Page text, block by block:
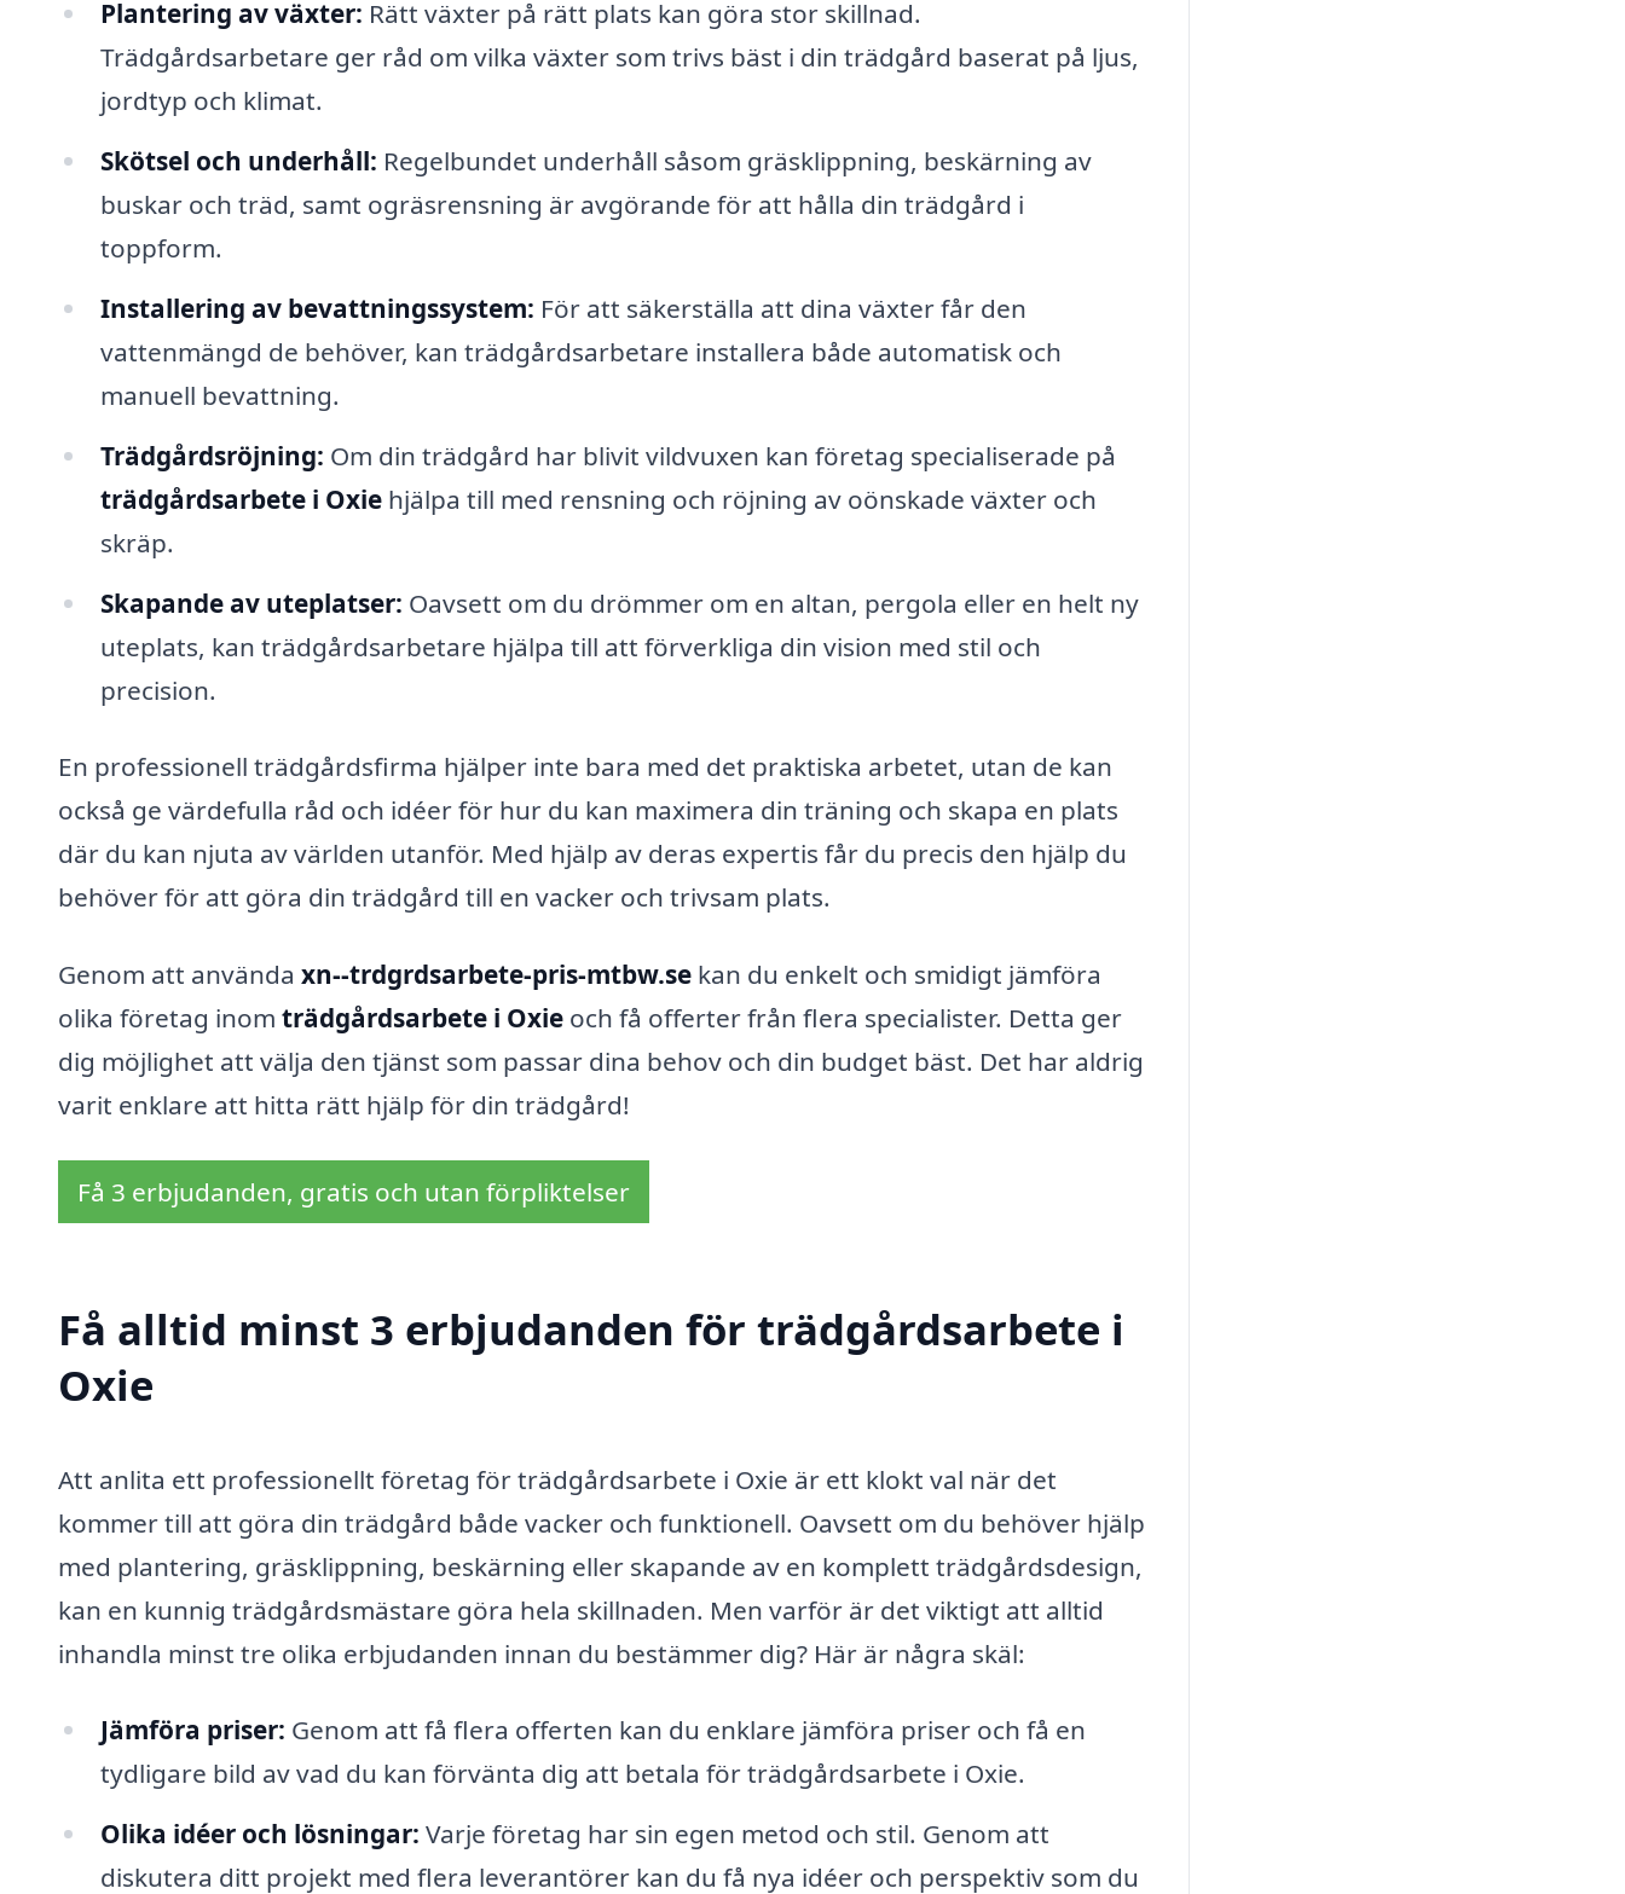
Plantering av växter: Rätt växter på rätt plats kan göra stor skillnad.
Trädgårdsarbetare ger råd om vilka växter som trivs bäst i din trädgård baserat på ljus,
jordtyp och klimat.
Skötsel och underhåll: Regelbundet underhåll såsom gräsklippning, beskärning av
buskar och träd, samt ogräsrensning är avgörande för att hålla din trädgård i
toppform.
Installering av bevattningssystem: För att säkerställa att dina växter får den
vattenmängd de behöver, kan trädgårdsarbetare installera både automatisk och
manuell bevattning.
Trädgårdsröjning: Om din trädgård har blivit vildvuxen kan företag specialiserade på
trädgårdsarbete i Oxiehjälpa till med rensning och röjning av oönskade växter och
skräp.
Skapande av uteplatser: Oavsett om du drömmer om en altan, pergola eller en helt ny
uteplats, kan trädgårdsarbetare hjälpa till att förverkliga din vision med stil och
precision.
En professionell trädgårdsfirma hjälper inte bara med det praktiska arbetet, utan de kan
också ge värdefulla råd och idéer för hur du kan maximera din träning och skapa en plats
där du kan njuta av världen utanför. Med hjälp av deras expertis får du precis den hjälp du
behöver för att göra din trädgård till en vacker och trivsam plats.
Genom att använda xn--trdgrdsarbete-pris-mtbw.se kan du enkelt och smidigt jämföra
olika företag inom trädgårdsarbete i Oxie och få offerter från flera specialister. Detta ger
dig möjlighet att välja den tjänst som passar dina behov och din budget bäst. Det har aldrig
varit enklare att hitta rätt hjälp för din trädgård!
Få 3 erbjudanden, gratis och utan förpliktelser
Få alltid minst 3 erbjudanden för trädgårdsarbete i
Oxie
Att anlita ett professionellt företag för trädgårdsarbete i Oxie är ett klokt val när det
kommer till att göra din trädgård både vacker och funktionell. Oavsett om du behöver hjälp
med plantering, gräsklippning, beskärning eller skapande av en komplett trädgårdsdesign,
kan en kunnig trädgårdsmästare göra hela skillnaden. Men varför är det viktigt att alltid
inhandla minst tre olika erbjudanden innan du bestämmer dig? Här är några skäl:
Jämföra priser: Genom att få flera offerten kan du enklare jämföra priser och få en
tydligare bild av vad du kan förvänta dig att betala för trädgårdsarbete i Oxie.
Olika idéer och lösningar: Varje företag har sin egen metod och stil. Genom att
diskutera ditt projekt med flera leverantörer kan du få nya idéer och perspektiv som du